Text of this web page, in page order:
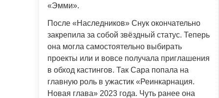
«Эмми».
После «Наследников» Снук окончательно
закрепила за собой звёздный статус. Теперь
она могла самостоятельно выбирать
проекты или и вовсе получала приглашения
в обход кастингов. Так Сара попала на
главную роль в ужастик «Реинкарнация.
Новая глава» 2023 года. Чуть ранее она